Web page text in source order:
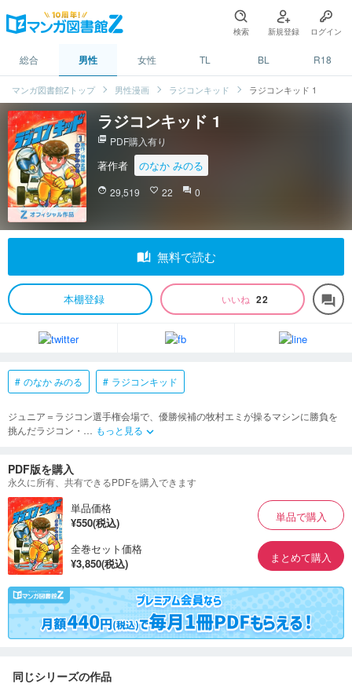
検索 新規登録 ログイン
総合 男性 女性 TL BL R18
マンガ図書館Zトップ 男性漫画 ラジコンキッド ラジコンキッド 1
ラジコンキッド 1
picture_as_pdf PDF購入有り
著作者 のなか みのる
face 29,519 favorite_border 22 question_answer 0
auto_stories 無料で読む
本棚登録 いいね 22 forum
のなか みのる ラジコンキッド
ジュニア＝ラジコン選手権会場で、優勝候補の牧村エミが操るマシンに勝負を
挑んだラジコン・ … もっと見る keyboard_arrow_down
PDF版を購入
永久に所有、共有できるPDFを購入できます
単品価格
¥550(税込)
単品で購入
全巻セット価格
¥3,850(税込)
まとめて購入
同じシリーズの作品